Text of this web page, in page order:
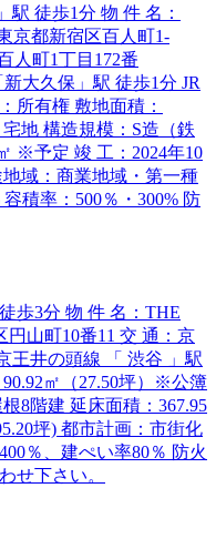
駅 徒歩1分 物 件 名：
京都新宿区百人町1-
人町1丁目172番
大久保」駅 徒歩1分 JR
所有権 敷地面積：
地 構造規模：S造（鉄
※予定 竣 工：2024年10
域：商業地域・第一種
積率：500％・300% 防
歩3分 物 件 名：THE
山町10番11 交 通：京
王井の頭線 「 渋谷 」駅
㎡（27.50坪）※公簿
8階建 延床面積：367.95
坪) 都市計画：市街化
％、建ぺい率80％ 防火
せ下さい。